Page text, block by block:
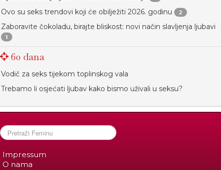
Ovo su seks trendovi koji će obilježiti 2026. godinu 2
Zaboravite čokoladu, birajte bliskost: novi način slavljenja ljubavi
1
60 dana
Vodič za seks tijekom toplinskog vala
Trebamo li osjećati ljubav kako bismo uživali u seksu?
Impressum
O nama